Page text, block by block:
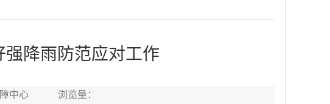
降雨防范应对工作
障中心 浏览量：